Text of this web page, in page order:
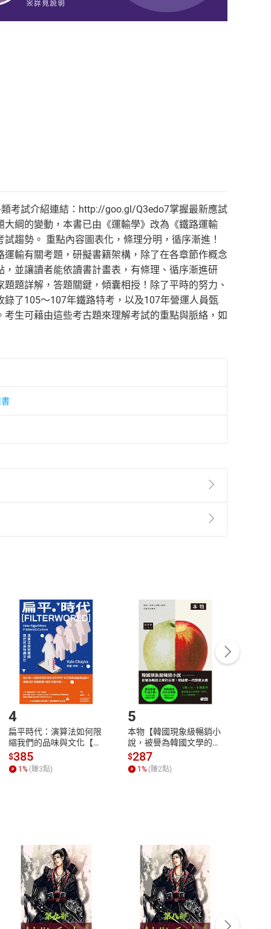
考試介紹連結：http://goo.gl/Q3edo7掌握最新應試
綱的變動，本書已由《運輸學》改為《鐵路運輸
趨勢。 重點內容圖表化，條理分明，循序漸進！
輸有關考題，研擬書籍架構，除了在各章節作概念
並讓讀者能依讀書計畫表，有條理、循序漸進研
題詳解，答題關鍵，傾囊相授！除了平時的努力、
了105～107年鐵路特考，以及107年營運人員甄
生可藉由這些考古題來理解考試的重點與脈絡，如
第2條第5款之規定，「非以有形媒介提供之數位
點選「瀏覽訂單明細」 「申請取消訂單 /退
貨。
付款方式
Payment
完成
Complete
號，下載書籍後看書
客服資訊
4
扁平時代：演算法如何限
縮我們的品味與文化【電
子書】
$385
1% (賺3點)
5
本物【韓國現象級暢銷小
說，被譽為韓國文學的未
來】【電子書】
$287
1% (賺2點)